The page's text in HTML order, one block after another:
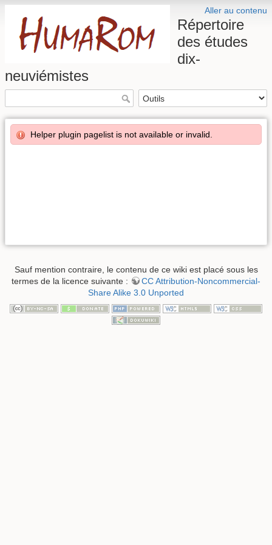
Aller au contenu
Répertoire
des études
dix-
neuviémistes
Helper plugin pagelist is not available or invalid.
Sauf mention contraire, le contenu de ce wiki est placé sous les
termes de la licence suivante :
CC Attribution-Noncommercial-
Share Alike 3.0 Unported